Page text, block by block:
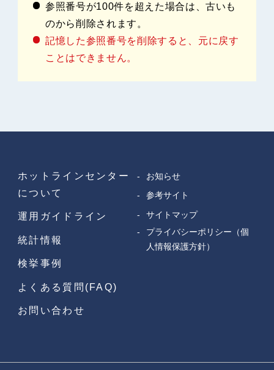
参照番号が100件を超えた場合は、古いも
のから削除されます。
記憶した参照番号を削除すると、元に戻す
ことはできません。
ホットラインセンター
について
運用ガイドライン
統計情報
検挙事例
よくある質問(FAQ)
お問い合わせ
お知らせ
参考サイト
サイトマップ
プライバシーポリシー（個
人情報保護方針）